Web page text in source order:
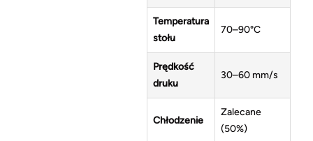
Temperatura
stołu
70–90°C
Prędkość
druku
30–60 mm/s
Chłodzenie
Zalecane
(50%)